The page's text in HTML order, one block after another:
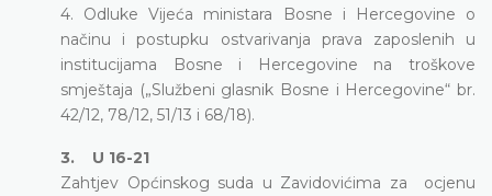
4. Odluke Vijeća ministara Bosne i Hercegovine o
načinu i postupku ostvarivanja prava zaposlenih u
institucijama Bosne i Hercegovine na troškove
smještaja („Službeni glasnik Bosne i Hercegovine“ br.
42/12, 78/12, 51/13 i 68/18).
3. U 16-21
Zahtjev Općinskog suda u Zavidovićima za ocjenu